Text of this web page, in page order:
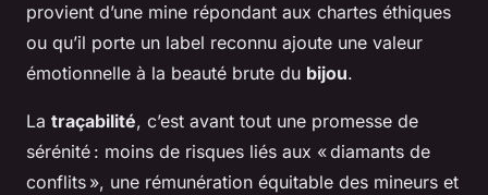
provient d’une mine répondant aux chartes éthiques
ou qu’il porte un label reconnu ajoute une valeur
émotionnelle à la beauté brute du bijou.
La traçabilité, c’est avant tout une promesse de
sérénité : moins de risques liés aux « diamants de
conflits », une rémunération équitable des mineurs et